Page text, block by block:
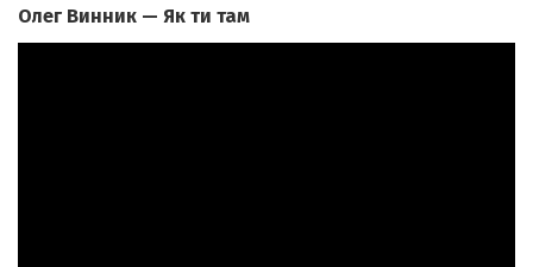
Олег Винник — Як ти там